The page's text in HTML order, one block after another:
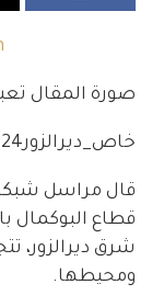
صورة المقال
خاص_ديرالزور24
قطاع البوكمال
شرق ديرالزور،
ومحيطها.